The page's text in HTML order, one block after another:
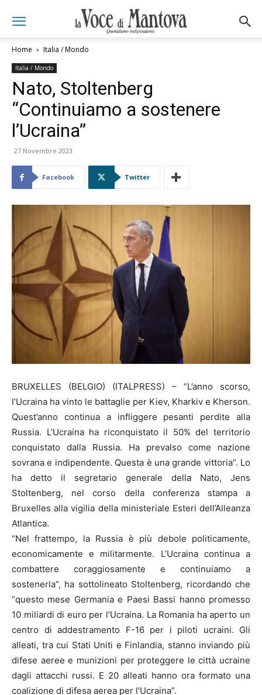
Home Italia / Mondo
Italia / Mondo
Nato, Stoltenberg
“Continuiamo a sostenere
l’Ucraina”
27 Novembre 2023
Facebook Twitter
BRUXELLES (BELGIO) (ITALPRESS) – “L’anno scorso,
l’Ucraina ha vinto le battaglie per Kiev, Kharkiv e Kherson.
Quest’anno continua a infliggere pesanti perdite alla
Russia. L’Ucraina ha riconquistato il 50% del territorio
conquistato dalla Russia. Ha prevalso come nazione
sovrana e indipendente. Questa è una grande vittoria”. Lo
ha detto il segretario generale della Nato, Jens
Stoltenberg, nel corso della conferenza stampa a
Bruxelles alla vigilia della ministeriale Esteri dell’Alleanza
Atlantica.
“Nel frattempo, la Russia è più debole politicamente,
economicamente e militarmente. L’Ucraina continua a
combattere coraggiosamente e continuiamo a
sostenerla”, ha sottolineato Stoltenberg, ricordando che
“questo mese Germania e Paesi Bassi hanno promesso
10 miliardi di euro per l’Ucraina. La Romania ha aperto un
centro di addestramento F-16 per i piloti ucraini. Gli
alleati, tra cui Stati Uniti e Finlandia, stanno inviando più
difese aeree e munizioni per proteggere le città ucraine
dagli attacchi russi. E 20 alleati hanno ora formato una
coalizione di difesa aerea per l’Ucraina”.